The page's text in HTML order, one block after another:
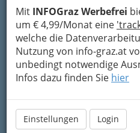
Mit INFOGraz Werbefrei
um € 4,99/Monat eine
welche die
Nutzung von info-graz.at
unbedingt notwendige
Infos dazu finden Sie hier
Einstellungen Login
Mailan die Redaktion
RegelnCC BY-NC-ND 4.0
Ausnahmen dazu
entsprechender
Bilder auch ohne unser
„Revanchefoul“ in Form
Fotos von INFOGRAZ.at
selbstverständlich
unsrerseits.☺